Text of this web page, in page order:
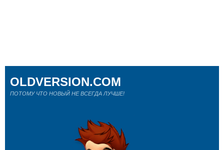
OLDVERSION.COM
ПОТОМУ ЧТО НОВЫЙ НЕ ВСЕГДА ЛУЧШЕ!